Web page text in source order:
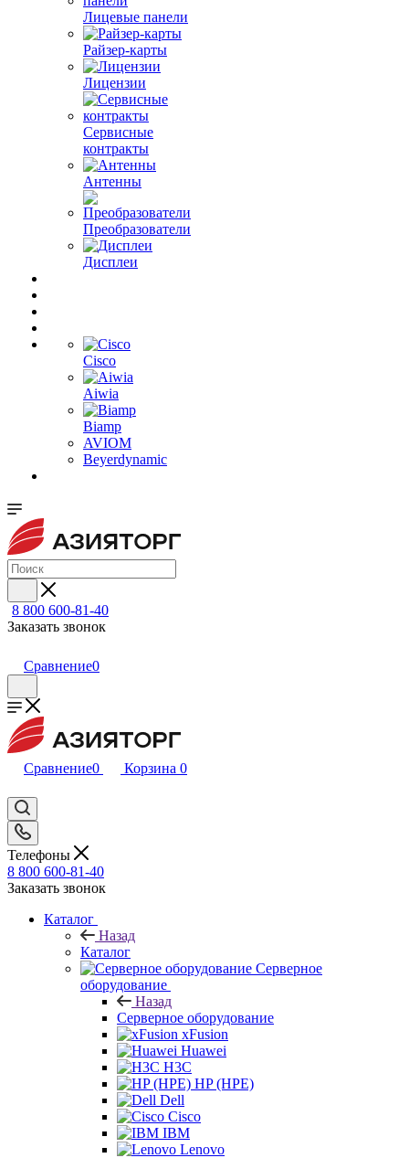
Лицевые панели
Райзер-карты
Лицензии
Сервисные
контракты
Антенны
Преобразователи
Дисплеи
Cisco
Aiwia
Biamp
AVIOM
Beyerdynamic
8 800 600-81-40
Заказать звонок
Сравнение0
Сравнение0 Корзина 0
Телефоны
8 800 600-81-40
Заказать звонок
Каталог
Назад
Каталог
Серверное
оборудование
Назад
Серверное оборудование
xFusion
Huawei
H3C
HP (HPE)
Dell
Cisco
IBM
Lenovo